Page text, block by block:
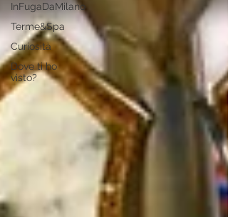
InFugaDaMilano
Terme&Spa
Curiosità
Dove ti ho
visto?